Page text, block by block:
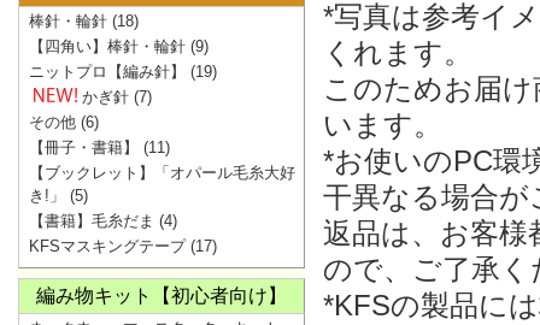
*写真は参考イ
くれます。
このためお届
います。
*お使いのPC環
干異なる場合
返品は、お客様
ので、ご了承く
*KFSの製品に
棒針・輪針 (18)
【四角い】棒針・輪針 (9)
ニットプロ【編み針】
(19)
かぎ針 (7)
その他 (6)
【冊子・書籍】
(11)
【ブックレット】「オパール毛糸大好
き!」
(5)
【書籍】毛糸だま (4)
KFSマスキングテープ(17)
編み物キット【初心者向け】